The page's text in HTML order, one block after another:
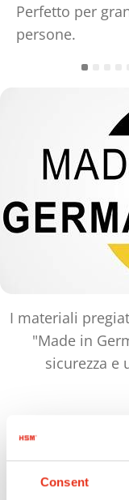
Consent
Perfetto per
persone.
I materiali
"Made in
sicurezza e
Prodotti